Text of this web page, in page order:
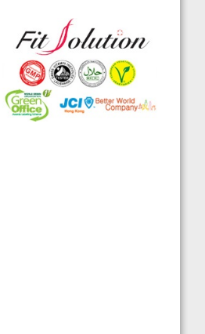
合香港食品標準,不含重金屬,農藥,細
菌,並頒發香港優質正印.
◆ 熱烈恭賀,FIT SOLUTION細胞營養
榮獲澳門廚皇協會頒發-我最喜愛的健
康飲品金獎
◆ 全球城巿天使選拔協會義工團體政